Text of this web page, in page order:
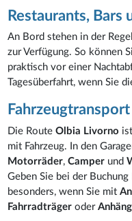
Restaurants, Bars
An Bord stehen in der
zur Verfügung. So können
praktisch vor einer
Tagesüberfahrt, wenn Sie
Fahrzeugtransport
Die RouteOlbia Livorno
mit Fahrzeug. In den
Motorräder,Camper und
Geben Sie bei der
besonders, wenn Sie mit
Fahrradträger oder